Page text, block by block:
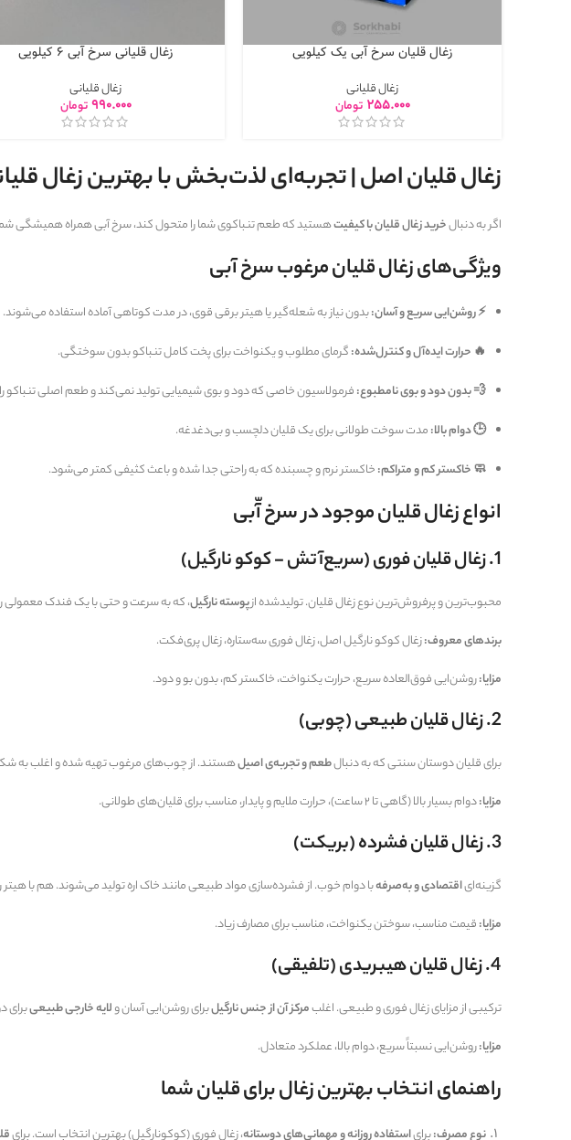
زغال قلیان سرخ آبی یک کیلویی
زغال قلیانی
255.000 تومان
زغال قلیانی سرخ آبی 6 کیلویی
زغال قلیانی
990.000 تومان
زغال قلیان اصل | تجربه‌ای لذت‌بخش با بهترین زغال
اگر به دنبالخرید زغال قلیان با کیفیتهستید که طعم تنباکوی شما را متحول کند، سرخ آبی همراه همیشگی
ویژگی‌های زغال قلیان مرغوب سرخ آبی
⚡ روشن‌ایی سریع و آسان:بدون نیاز به شعله‌گیر یا هیتر برقی قوی، در مدت کوتاهی آماده استفاده می‌شوند.
🔥 حرارت ایده‌آل و کنترل‌شده:گرمای مطلوب و یکنواخت برای پخت کامل تنباکو بدون سوختگی.
💨 بدون دود و بوی نامطبوع:فرمولاسیون خاصی که دود و بوی شیمیایی تولید نمی‌کند و طعم اصلی تنباکو
🕒 دوام بالا:مدت سوخت طولانی برای یک قلیان دلچسب و بی‌دغدغه.
🧼 خاکستر کم و متراکم:خاکستر نرم و چسبنده که به راحتی جدا شده و باعث کثیفی کمتر می‌شود.
انواع زغال قلیان موجود در سرخ آّبی
1. زغال قلیان فوری (سریع‌آتش - کوکو نارگیل)
محبوب‌ترین و پرفروش‌ترین نوع زغال قلیان. تولیدشده ازپوسته نارگیل، که به سرعت و حتی با یک فندک
برندهای معروف:زغال کوکو نارگیل اصل، زغال فوری سه‌ستاره، زغال پری‌فکت.
مزایا:روشن‌ایی فوق‌العاده سریع، حرارت یکنواخت، خاکستر کم، بدون بو و دود.
2. زغال قلیان طبیعی (چوبی)
برای قلیان دوستان سنتی که به دنبالطعم و تجربه‌ی اصیلهستند. از چوب‌های مرغوب تهیه شده و اغلب به
مزایا:دوام بسیار بالا (گاهی تا ۲ ساعت)، حرارت ملایم و پایدار، مناسب برای قلیان‌های طولانی.
3. زغال قلیان فشرده (بریکت)
گزینه‌ایاقتصادی و به‌صرفهبا دوام خوب. از فشرده‌سازی مواد طبیعی مانند خاک اره تولید می‌شوند. هم با
مزایا:قیمت مناسب، سوختن یکنواخت، مناسب برای مصارف زیاد.
4. زغال قلیان هیبریدی (تلفیقی)
ترکیبی از مزایای زغال فوری و طبیعی. اغلبمرکز آن از جنس نارگیلبرای روشن‌ایی آسان ولایه خارجی طبیعیبرای
مزایا:روشن‌ایی نسبتاً سریع، دوام بالا، عملکرد متعادل.
راهنمای انتخاب بهترین زغال برای قلیان شما
نوع مصرف:برایاستفاده روزانه و مهمانی‌های دوستانه، زغال فوری (کوکونارگیل) بهترین انتخاب است. برای